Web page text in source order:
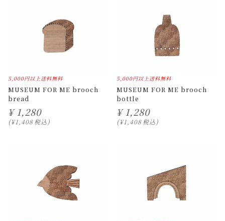
5,000円以上送料無料
MUSEUM FOR ME brooch
bread
¥ 1,280
¥1,408税込
5,000円以上送料無料
MUSEUM FOR ME brooch
bottle
¥ 1,280
¥1,408税込